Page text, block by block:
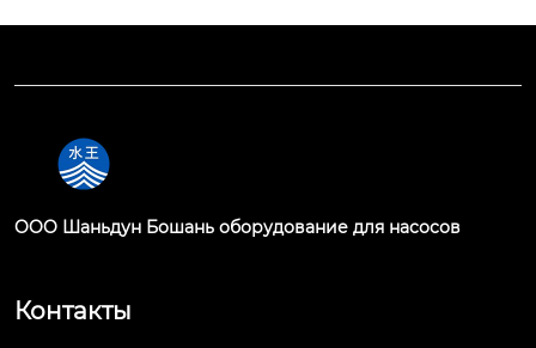
OOO Шаньдун Бошань оборудование для насосов
Контакты